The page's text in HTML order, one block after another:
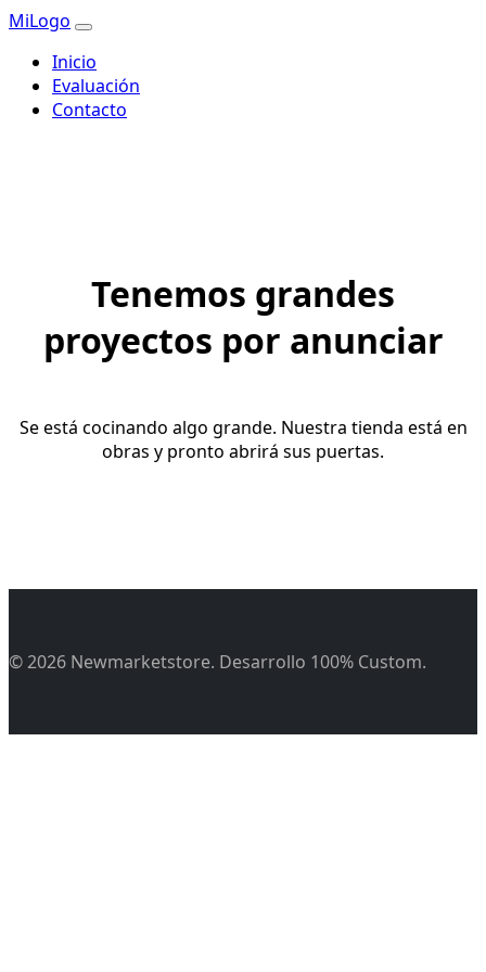
MiLogo
Inicio
Evaluación
Contacto
Tenemos grandes
proyectos por anunciar
Se está cocinando algo grande. Nuestra tienda está en
obras y pronto abrirá sus puertas.
© 2026 Newmarketstore. Desarrollo 100% Custom.